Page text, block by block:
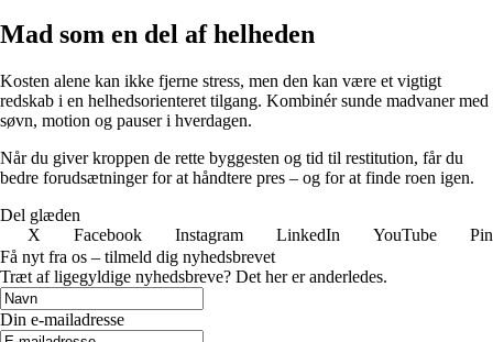
Mad som en del af helheden
Kosten alene kan ikke fjerne stress, men den kan være et vigtigt
redskab i en helhedsorienteret tilgang. Kombinér sunde madvaner med
søvn, motion og pauser i hverdagen.
Når du giver kroppen de rette byggesten og tid til restitution, får du
bedre forudsætninger for at håndtere pres – og for at finde roen igen.
Del glæden
X
Facebook Instagram LinkedIn YouTube
Få nyt fra os – tilmeld dig nyhedsbrevet
Træt af ligegyldige nyhedsbreve? Det her er anderledes.
Din e-mailadresse